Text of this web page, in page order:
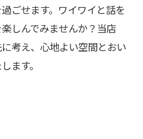
ごせます。ワイワイと話を
しんでみませんか？当店
考え、心地よい空間とおい
ます。